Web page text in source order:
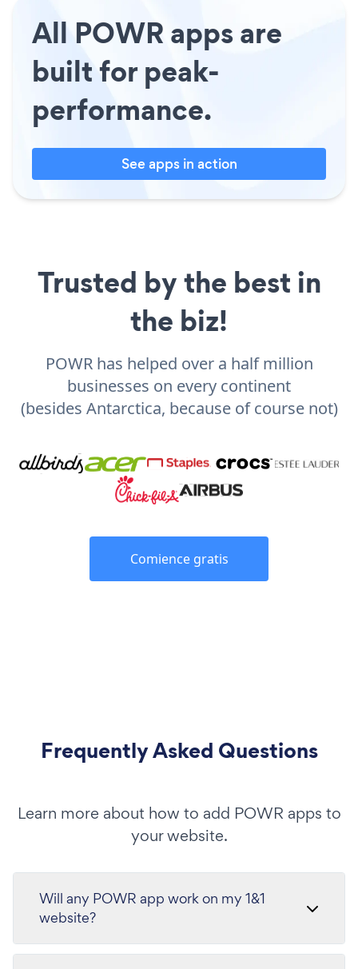
All POWR apps are
built for peak-
performance.
See apps in action
Trusted by the best in
the biz!
POWR has helped over a half million
businesses on every continent
(besides Antarctica, because of course not)
Comience gratis
Frequently Asked Questions
Learn more about how to add POWR apps to
your website.
Will any POWR app work on my 1&1
website?